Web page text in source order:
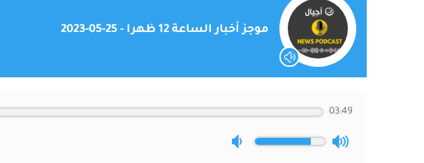
موجز أخبار الساعة 12 ظهرا - 25-05-2023
03:49